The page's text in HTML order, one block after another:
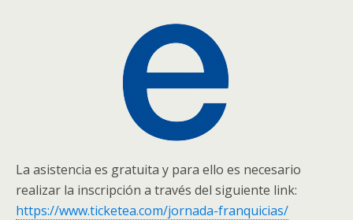
La asistencia es gratuita y para ello es necesario
realizar la inscripción a través del siguiente link:
https://www.ticketea.com/jornada-franquicias/